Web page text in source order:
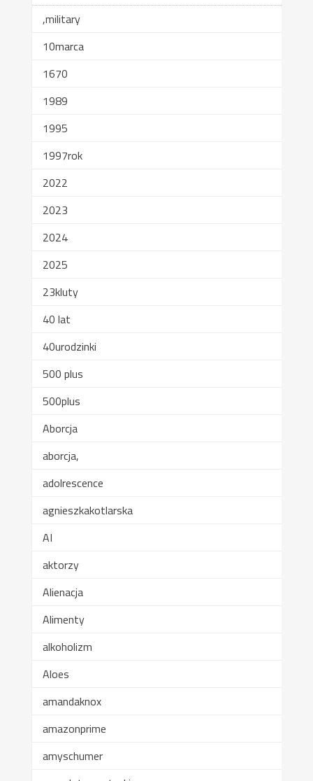
,military
10marca
1670
1989
1995
1997rok
2022
2023
2024
2025
23kluty
40 lat
40urodzinki
500 plus
500plus
Aborcja
aborcja,
adolrescence
agnieszkakotlarska
AI
aktorzy
Alienacja
Alimenty
alkoholizm
Aloes
amandaknox
amazonprime
amyschumer